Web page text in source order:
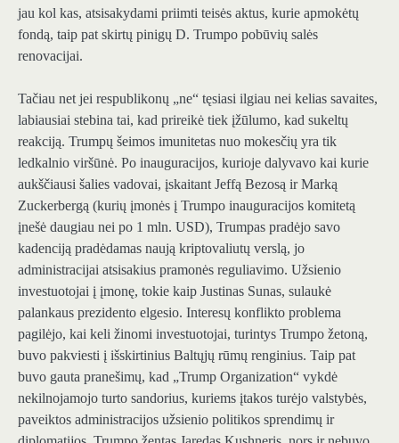
jau kol kas, atsisakydami priimti teisės aktus, kurie apmokėtų
fondą, taip pat skirtų pinigų D. Trumpo pobūvių salės
renovacijai.
Tačiau net jei respublikonų „ne“ tęsiasi ilgiau nei kelias savaites,
labiausiai stebina tai, kad prireikė tiek įžūlumo, kad sukeltų
reakciją. Trumpų šeimos imunitetas nuo mokesčių yra tik
ledkalnio viršūnė. Po inauguracijos, kurioje dalyvavo kai kurie
aukščiausi šalies vadovai, įskaitant Jeffą Bezosą ir Marką
Zuckerbergą (kurių įmonės į Trumpo inauguracijos komitetą
įnešė daugiau nei po 1 mln. USD), Trumpas pradėjo savo
kadenciją pradėdamas naują kriptovaliutų verslą, jo
administracijai atsisakius pramonės reguliavimo. Užsienio
investuotojai į įmonę, tokie kaip Justinas Sunas, sulaukė
palankaus prezidento elgesio. Interesų konflikto problema
pagilėjo, kai keli žinomi investuotojai, turintys Trumpo žetoną,
buvo pakviesti į išskirtinius Baltųjų rūmų renginius. Taip pat
buvo gauta pranešimų, kad „Trump Organization“ vykdė
nekilnojamojo turto sandorius, kuriems įtakos turėjo valstybės,
paveiktos administracijos užsienio politikos sprendimų ir